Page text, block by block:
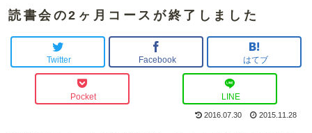
読書会の2ヶ月コースが終了しました
Twitter Facebook はてブ
Pocket LINE
2016.07.30 2015.11.28